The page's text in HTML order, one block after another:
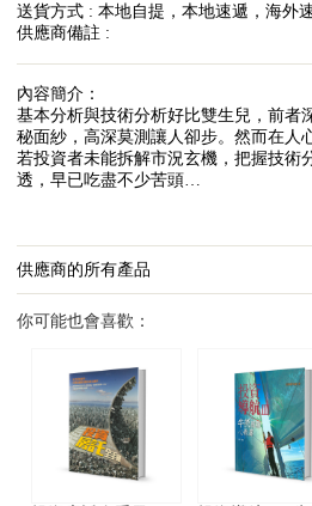
送貨方式 : 本地自提，本地速遞，海外
供應商備註 :
內容簡介：
基本分析與技術分析好比雙生兒，前者
秘面紗，高深莫測讓人卻步。然而在人
若投資者未能拆解市況玄機，把握技術
透，早已吃盡不少苦頭…
供應商的所有產品
你可能也會喜歡：